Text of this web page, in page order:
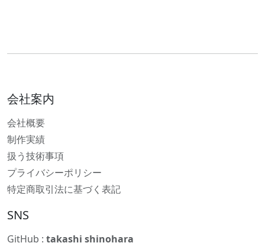
会社案内
会社概要
制作実績
扱う技術事項
プライバシーポリシー
特定商取引法に基づく表記
SNS
GitHub : takashi shinohara